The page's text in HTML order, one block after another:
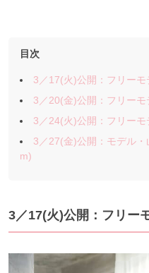
目次
3／17(火)公開：フリー
3／20(金)公開：フリー
3／24(火)公開：フリー
3／27(金)公開：モデル
m)
3／17(火)公開：フリー